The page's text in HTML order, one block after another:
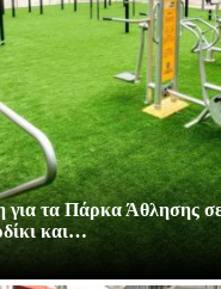
για τα Πάρκα Άθλησης
και…